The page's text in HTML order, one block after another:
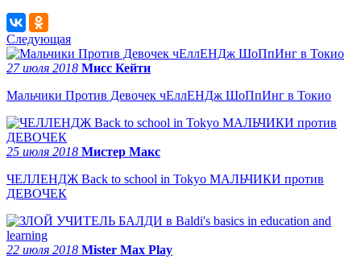
Следующая
27 июля 2018 Мисс Кейти
Мальчики Против Девочек чЕллЕНДж ШоПпИнг в Токио
25 июля 2018 Мистер Макс
ЧЕЛЛЕНДЖ Back to school in Tokyo МАЛЬЧИКИ против
ДЕВОЧЕК
22 июля 2018 Mister Max Play